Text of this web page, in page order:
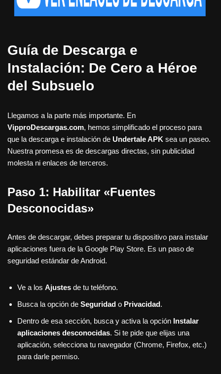
Guía de Descarga e
Instalación: De Cero a Héroe
del Subsuelo
Llegamos a la parte más importante. En
VipproDescargas.com, hemos simplificado el proceso para
que la descarga e instalación de Undertale APK sea un paseo.
Nuestra promesa es de descargas directas, sin publicidad
molesta ni enlaces de terceros.
Paso 1: Habilitar «Fuentes
Desconocidas»
Antes de descargar, debes preparar tu dispositivo para instalar
aplicaciones fuera de la Google Play Store. Es un paso de
seguridad estándar de Android.
Ve a los Ajustes de tu teléfono.
Busca la opción de Seguridad o Privacidad.
Dentro de esa sección, busca y activa la opción Instalar
aplicaciones desconocidas. Si te pide que elijas una
aplicación, selecciona tu navegador (Chrome, Firefox, etc.)
para darle permiso.